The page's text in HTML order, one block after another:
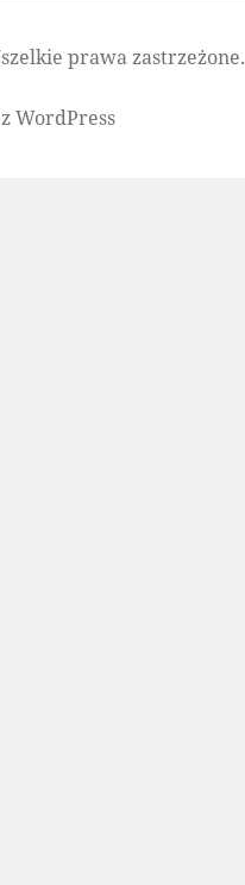
prawa zastrzeżone.
WordPress